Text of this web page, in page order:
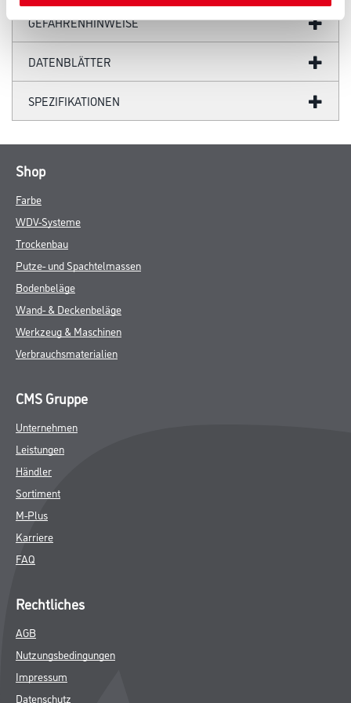
GEFAHRENHINWEISE
DATENBLÄTTER
SPEZIFIKATIONEN
Shop
Farbe
WDV-Systeme
Trockenbau
Putze- und Spachtelmassen
Bodenbeläge
Wand- & Deckenbeläge
Werkzeug & Maschinen
Verbrauchsmaterialien
CMS Gruppe
Unternehmen
Leistungen
Händler
Sortiment
M-Plus
Karriere
FAQ
Rechtliches
AGB
Nutzungsbedingungen
Impressum
Datenschutz